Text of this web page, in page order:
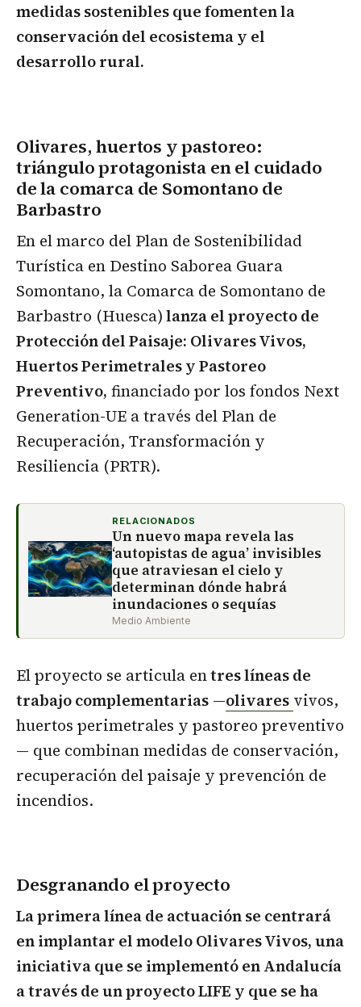
medidas sostenibles que fomenten la
conservación del ecosistema y el
desarrollo rural.
Olivares, huertos y pastoreo:
triángulo protagonista en el cuidado
de la comarca de Somontano de
Barbastro
En el marco del Plan de Sostenibilidad
Turística en Destino Saborea Guara
Somontano, la Comarca de Somontano de
Barbastro (Huesca)lanza el proyecto de
Protección del Paisaje: Olivares Vivos,
Huertos Perimetrales y Pastoreo
Preventivo, financiado por los fondos Next
Generation-UE a través del Plan de
Recuperación, Transformación y
Resiliencia (PRTR).
RELACIONADOS
Un nuevo mapa revela las
‘autopistas de agua’ invisibles
que atraviesan el cielo y
determinan dónde habrá
inundaciones o sequías
Medio Ambiente
El proyecto se articula entres líneas de
trabajo complementarias —olivares vivos,
huertos perimetrales y pastoreo preventivo
— que combinan medidas de conservación,
recuperación del paisaje y prevención de
incendios.
Desgranando el proyecto
La primera línea de actuación se centrará
en implantar el modelo Olivares Vivos, una
iniciativa que se implementó en Andalucía
a través de un proyecto LIFE y que se ha